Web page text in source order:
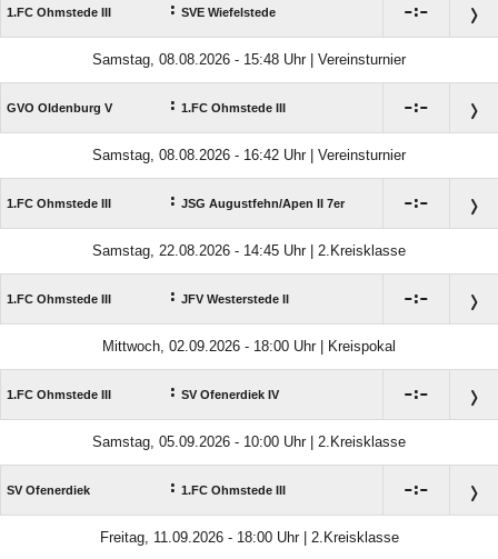
1.FC Ohmstede III : SVE Wiefelstede :
Samstag, 08.08.2026 - 15:48 Uhr | Vereinsturnier
GVO Oldenburg V : 1.FC Ohmstede III :
Samstag, 08.08.2026 - 16:42 Uhr | Vereinsturnier
1.FC Ohmstede III : JSG Augustfehn/​Apen II 7er :
Samstag, 22.08.2026 - 14:45 Uhr | 2.Kreisklasse
1.FC Ohmstede III : JFV Westerstede II :
Mittwoch, 02.09.2026 - 18:00 Uhr | Kreispokal
1.FC Ohmstede III : SV Ofenerdiek IV :
Samstag, 05.09.2026 - 10:00 Uhr | 2.Kreisklasse
SV Ofenerdiek : 1.FC Ohmstede III :
Freitag, 11.09.2026 - 18:00 Uhr | 2.Kreisklasse